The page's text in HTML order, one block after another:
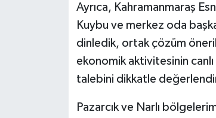
Ayrıca, Kahramanmaraş
Kuybu ve merkez oda
dinledik, ortak çözüm
ekonomik aktivitesinin
talebini dikkatle
Pazarcık ve Narlı